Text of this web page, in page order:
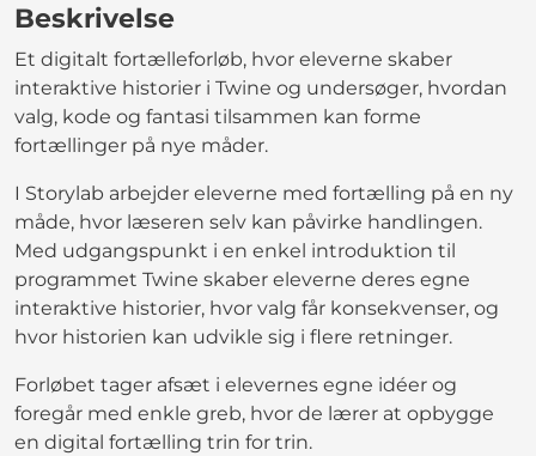
Beskrivelse
Et digitalt fortælleforløb, hvor eleverne skaber
interaktive historier i Twine og undersøger, hvordan
valg, kode og fantasi tilsammen kan forme
fortællinger på nye måder.
I Storylab arbejder eleverne med fortælling på en ny
måde, hvor læseren selv kan påvirke handlingen.
Med udgangspunkt i en enkel introduktion til
programmet Twine skaber eleverne deres egne
interaktive historier, hvor valg får konsekvenser, og
hvor historien kan udvikle sig i flere retninger.
Forløbet tager afsæt i elevernes egne idéer og
foregår med enkle greb, hvor de lærer at opbygge
en digital fortælling trin for trin.